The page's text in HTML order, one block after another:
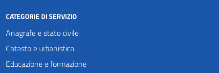
CATEGORIE DI SERVIZIO
Anagrafe e stato civile
Catasto e urbanistica
Educazione e formazione